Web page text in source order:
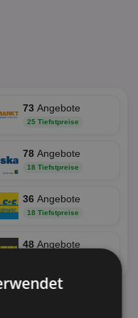
73 Angebote
25 Tiefstpreise
78 Angebote
18 Tiefstpreise
36 Angebote
18 Tiefstpreise
48 Angebote
anzeigen